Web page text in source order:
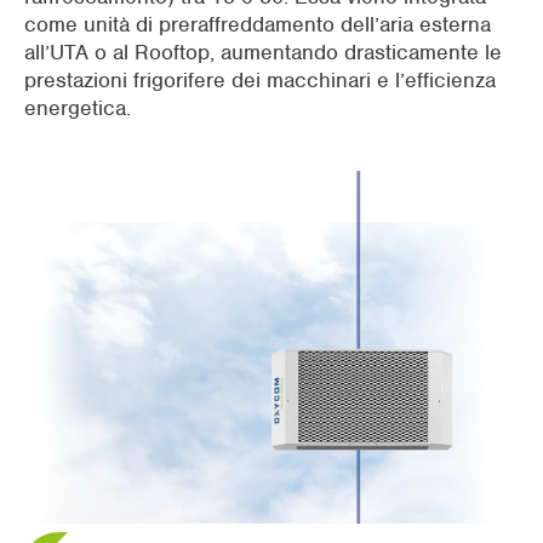
come unità di preraffreddamento dell’aria esterna
all’UTA o al Rooftop, aumentando drasticamente le
prestazioni frigorifere dei macchinari e l’efficienza
energetica.